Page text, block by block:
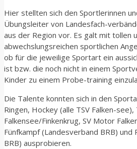
Hier stellten sich den Sportlerinnen
Übungsleiter von Landesfach-
aus der Region vor. Es galt mit tollen
abwechslungsreichen sportlichen
ob für die jeweilige Sportart ein
ist bzw. die noch nicht in einem
Kinder zu einem Probe-training
Die Talente konnten sich in den
Ringen, Hockey (alle TSV Falken-see),
Falkensee/Finkenkrug, SV Motor
Fünfkampf (Landesverband BRB) und
BRB) ausprobieren.